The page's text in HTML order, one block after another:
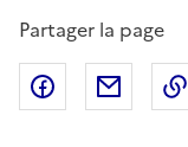
Partager la page
Partager sur